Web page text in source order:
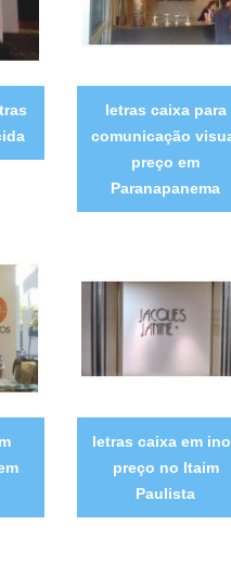
letras caixa para
comunicação
preço em
Paranapanema
letras caixa em
preço no Itaim
Paulista